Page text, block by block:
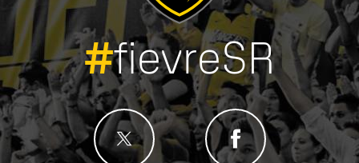
#fievreSR